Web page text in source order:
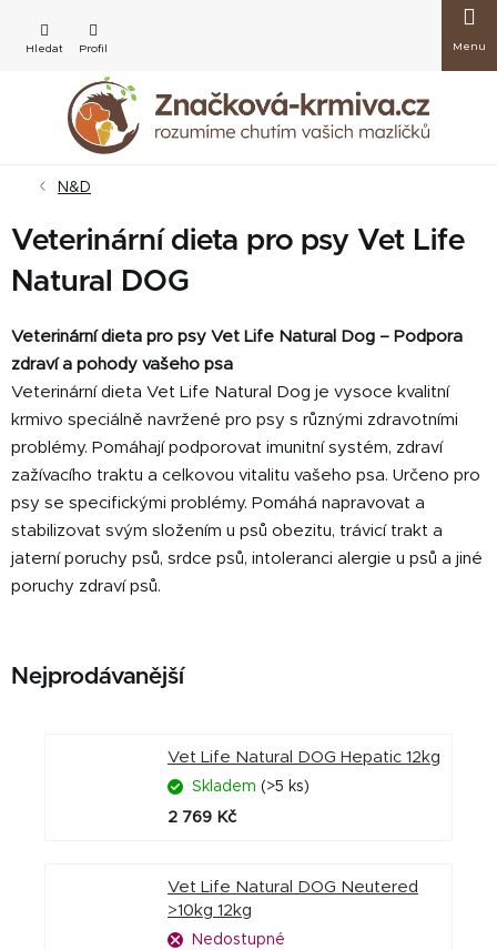
obsah
košík
N&D
Veterinární dieta pro psy Vet Life
Natural DOG
Veterinární dieta pro psy Vet Life Natural Dog – Podpora
zdraví a pohody vašeho psa
Veterinární dieta Vet Life Natural Dog je vysoce kvalitní
krmivo speciálně navržené pro psy s různými zdravotními
problémy. Pomáhají podporovat imunitní systém, zdraví
zažívacího traktu a celkovou vitalitu vašeho psa. Určeno pro
psy se specifickými problémy. Pomáhá napravovat a
stabilizovat svým složením u psů obezitu, trávicí trakt a
jaterní poruchy psů, srdce psů, intoleranci alergie u psů a jiné
poruchy zdraví psů.
Nejprodávanější
Vet Life Natural DOG Hepatic 12kg
Skladem (>5 ks)
2 769 Kč
Vet Life Natural DOG Neutered
>10kg 12kg
Nedostupné